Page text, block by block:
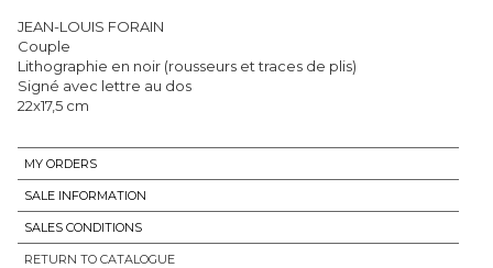
JEAN-LOUIS FORAIN
Couple
Lithographie en noir (rousseurs et traces de plis)
Signé avec lettre au dos
22x17,5 cm
MY ORDERS
SALE INFORMATION
SALES CONDITIONS
RETURN TO CATALOGUE